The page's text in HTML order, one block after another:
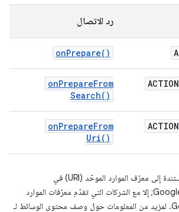
رد الاتصال
onPrepare( )
ACTION
onPrepareFrom
Search( )
ACTION
onPrepareFrom
Uri( )
(*) لا تعمل الإجراءات المستندة إلى معرّف الموارد الموحّد (URI) في
&quot;مساعد Google&quot; إلا مع الشركات التي تقدّم معرّفات الموارد
الموحّد (URI) إلى Google. لمزيد من المعلومات حول وصف محتوى الوسائط لـ